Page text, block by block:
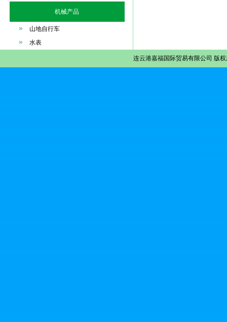
机械产品
山地自行车
水表
连云港嘉福国际贸易有限公司 版